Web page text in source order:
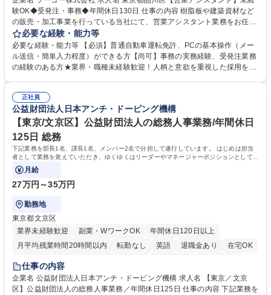
験OK◆受発注・事務◆年間休日130日 仕事の内容 樹脂板や建築資材など
の販売・加工事業を行っている当社にて、営業アシスタント業務をお任せ
いたします。注文対応やWebデータの出力、各所への発注・加工依頼のほ
か、電話・メール対応等の事務業務を担当します。 ■受注・発注業務：FA
Xによる注文対応、Web発注データのプリントアウト、各仕入先・協力会
社への発注および加工依頼等 ■納品書・請求書の作成および発送手配 ■商
当社の指定する業務 募集職種 東京都品川区【営業アシスタント】未経験O
K◆受発注・事務◆年間休日130日
必要な経験・能力等
必要な経験・能力等 【必須】普通自動車運転免許、PCの基本操作（メー
ル送信・簡単入力程度）ができる方【尚可】事務の実務経験、受発注業務
の経験のある方★業界・職種未経験歓迎！人柄と意欲を重視した採用を行
変化に臨機応変かつ柔軟に対応できる方、約束を守り正確に作業を進めら
れる方を求めています。高度なPCスキルや関数知識は一切不要です。丁
寧な指導体制が整っているため、安心してお仕事をスタートしていただけ
ます。 学歴・資格 学歴：大学院 大学 高専 短大 専修学校 高校 語学力：
資格：
正社員
公益財団法人日本アンチ・ドーピング機構
【東京/文京区】公益財団法人の総務人事業務/年間休日
125日 総務
下記業務を部長1名、課長1名、メンバー2名で分担して遂行しています。 はじめは担当
者として業務を覚えていただき、ゆくゆくはリーダーやマネージャーポジションとして活
躍いただくことを期待しています。
月給
27万円～35万円
勤務地
東京都文京区
業界未経験歓迎
副業・WワークOK
年間休日120日以上
月平均残業時間20時間以内
転勤なし 英語 退職金あり
在宅OK
賞与あり
育休あり
食事補助あり
仕事の内容
企業名 公益財団法人日本アンチ・ドーピング機構 求人名 【東京／文京
区】公益財団法人の総務人事業務／年間休日125日 仕事の内容 下記業務を